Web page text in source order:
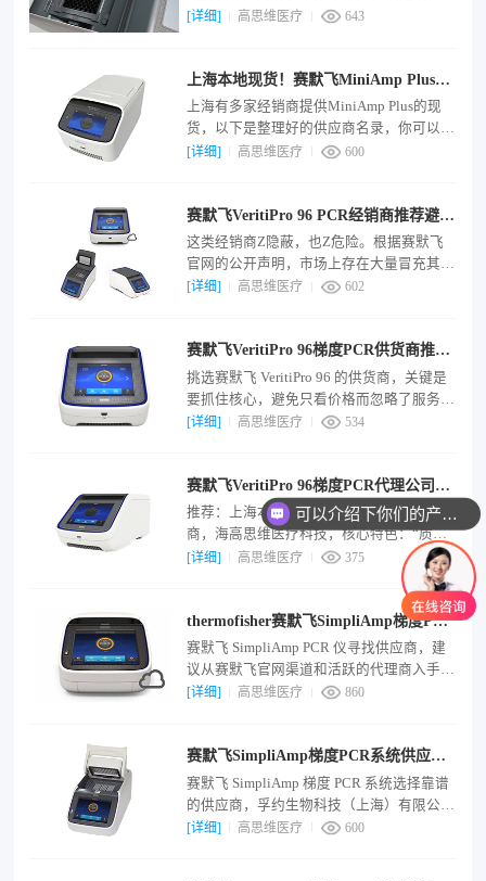
度梯度，很多仪器的实际孔间温度常呈“S”
独立的温控区域，确保区域间温度互不干
扰，实现真正的线性控制。
[详细] 高思维医疗 643
上海本地现货！赛默飞MiniAmp Plus梯
度PCR仪，当天可上门装机
上海有多家经销商提供MiniAmp Plus的现
货，以下是整理好的供应商名录，你可以根
据自己实验室的位置和采购需求，直接联
技（上海）有限公司。备注：位于上海的代
理商，主营赛默飞、伯乐产品。
[详细] 高思维医疗 600
赛默飞VeritiPro 96 PCR经销商推荐避坑
清单
这类经销商Z隐蔽，也Z危险。根据赛默飞
官网的公开声明，市场上存在大量冒充其授
权服务经销商的公司或个人。与这类非授权
官网授权证明。风险点：工程师未经过正规
培训和考核，无法准确、快速地诊断并解决
问题。当要求其出示官网授权证书时，寻找
各种理由推脱或拒绝。
[详细] 高思维医疗 602
赛默飞VeritiPro 96梯度PCR供货商推荐
5个特征
挑选赛默飞 VeritiPro 96 的供货商，关键是
要抓住核心，避免只看价格而忽略了服务与
风险。务必确认经销商持有有效期内的赛默
立使用。同时，明确设备出现故障时，厂家
的响应机制。这关系到设备买回来能否立刻
用起来，以及未来几年遇到小问题能否快速
得到解决。
[详细] 高思维医疗 534
赛默飞VeritiPro 96梯度PCR代理公司推
荐：送调试+培训+原厂质保
推荐：上海本地，提供全流程服务的代理
商，海高思维医疗科技，核心特色：“质保
二年，只换不修”，提供从安装调试、培
训、验证（IQ/OQ/PQ）到合规审计的全流
程服务。质保：2年。联系：官网。专业安
装调试：赛默飞工程师或服务工程师会提供
IQ/OQ（安装/操作资格认证） 服务，并出
具正式的服务报告，确保设备性能符合出厂
标准。
[详细] 高思维医疗 375
thermofisher赛默飞SimpliAmp梯度PCR
仪代理商推荐
赛默飞 SimpliAmp PCR 仪寻找供应商，建
议从赛默飞官网渠道和活跃的代理商入手。
孚约生物科技（上海）有限公司，核心优
系：官网。上海高思维医疗科技有限公司，
核心优势：赛默飞全线产品；库存雄厚（宣
称有3000万货值库存）。参考报价：
¥30,000。联系：官网。
[详细] 高思维医疗 860
赛默飞SimpliAmp梯度PCR系统供应商
推荐
赛默飞 SimpliAmp 梯度 PCR 系统选择靠谱
的供应商，孚约生物科技（上海）有限公
司，核心特点：综合服务商，代理赛默飞、
[详细] 高思维医疗 600
可以介绍下你们的产品么